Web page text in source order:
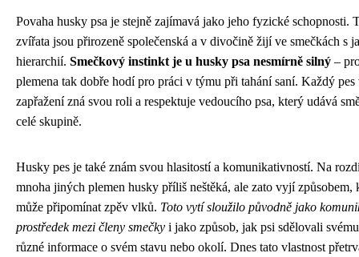
Povaha husky psa je stejně zajímavá jako jeho fyzické schopnosti.
zvířata jsou přirozeně společenská a v divočině žijí ve smečkách s
hierarchií. Smečkový instinkt je u husky psa nesmírně silný –
plemena tak dobře hodí pro práci v týmu při tahání saní. Každý pes
zapřažení zná svou roli a respektuje vedoucího psa, který udává
celé skupině.
Husky pes je také znám svou hlasitostí a komunikativností. Na
mnoha jiných plemen husky příliš neštěká, ale zato vyjí způsobem,
může připomínat zpěv vlků. Toto vytí sloužilo původně jako
prostředek mezi členy smečky i jako způsob, jak psi sdělovali
různé informace o svém stavu nebo okolí. Dnes tato vlastnost